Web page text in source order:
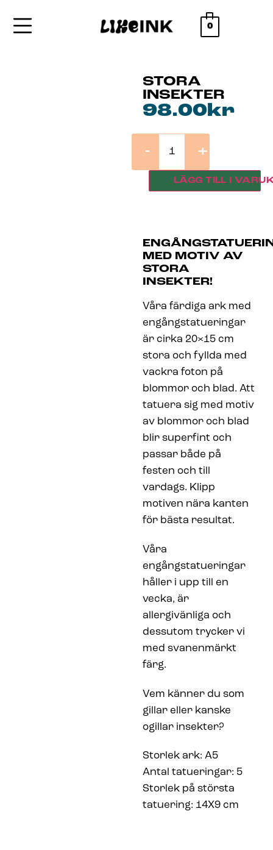
0
STORA
INSEKTER
98.00kr
- +
LÄGG TILL I
MED MOTIV AV
STORA
INSEKTER!
Våra färdiga ark med
engångstatueringar
är cirka 20×15 cm
stora och fyllda med
vackra foton på
blommor och blad. Att
tatuera sig med motiv
av blommor och blad
blir superfint och
passar både på
festen och till
vardags. Klipp
motiven nära kanten
för bästa resultat.
Våra
engångstatueringar
håller i upp till en
vecka, är
allergivänliga och
dessutom trycker vi
med svanenmärkt
färg.
Vem känner du som
gillar eller kanske
ogillar insekter?
Storlek ark: A5
Antal tatueringar: 5
Storlek på största
tatuering: 14X9 cm